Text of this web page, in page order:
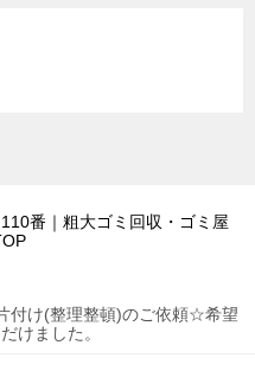
番｜粗大ゴミ回収・ゴミ屋
付け(整理整頓)のご依頼☆希望
けました。